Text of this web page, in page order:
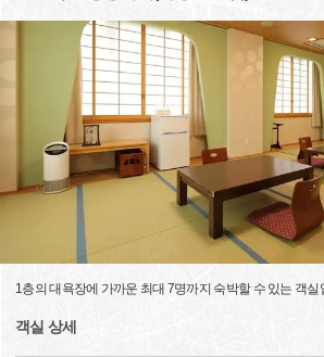
1층의 대욕장에 가까운 최대 7명까지 숙박할 수 있는 객실
객실 상세